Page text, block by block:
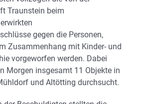
Traunstein beim
gegen die Personen,
Zusammenhang mit Kinder- und
vorgeworfen werden. Dabei
Morgen insgesamt 11 Objekte in
und Altötting durchsucht.